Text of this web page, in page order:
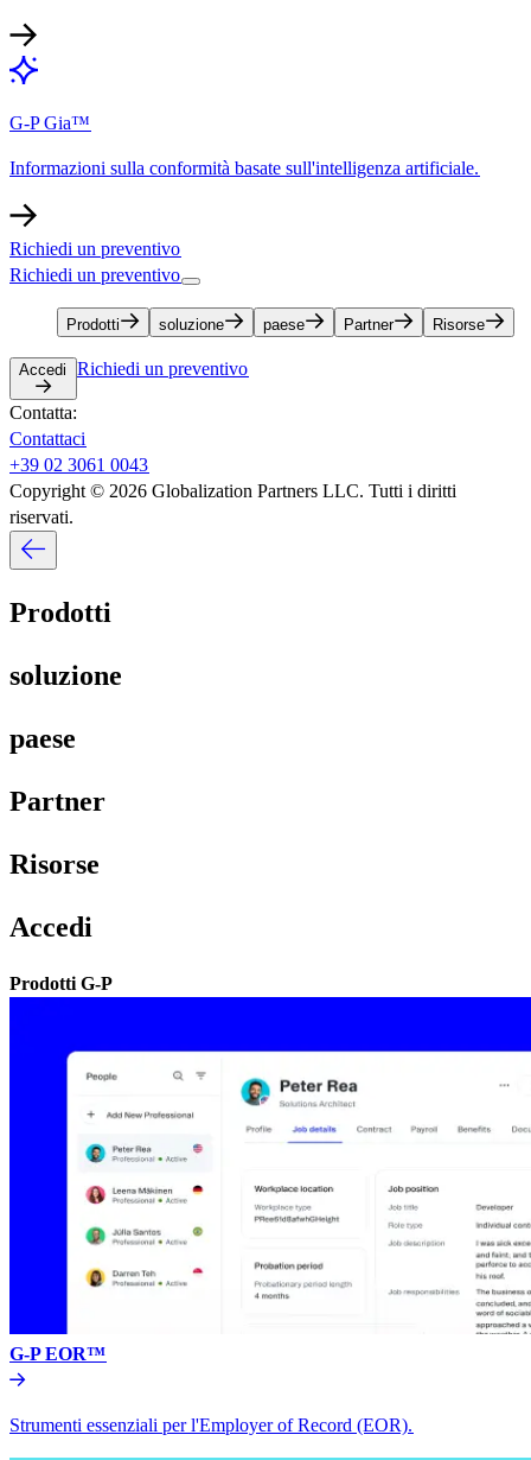
G-P Gia™​​
Informazioni sulla conformità basate sull'intelligenza artificiale.​​
Richiedi un preventivo​​
Richiedi un preventivo​​
Prodotti​​ soluzione​​ paese​​ Partner​​ Risorse​​
Accedi​​ Richiedi un preventivo​​
Contatta:​​
Contattaci​​
+39 02 3061 0043​​
Copyright © 2026 Globalization Partners LLC. Tutti i diritti
riservati.​​
Prodotti​​
soluzione​​
paese​​
Partner​​
Risorse​​
Accedi​​
Prodotti G-P​​
G-P EOR™​​
Strumenti essenziali per l'Employer of Record (EOR).​​